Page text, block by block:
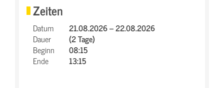
Zeiten
Datum
21.08.2026 – 22.08.2026
Dauer
(2 Tage)
Beginn
08:15
Ende
13:15